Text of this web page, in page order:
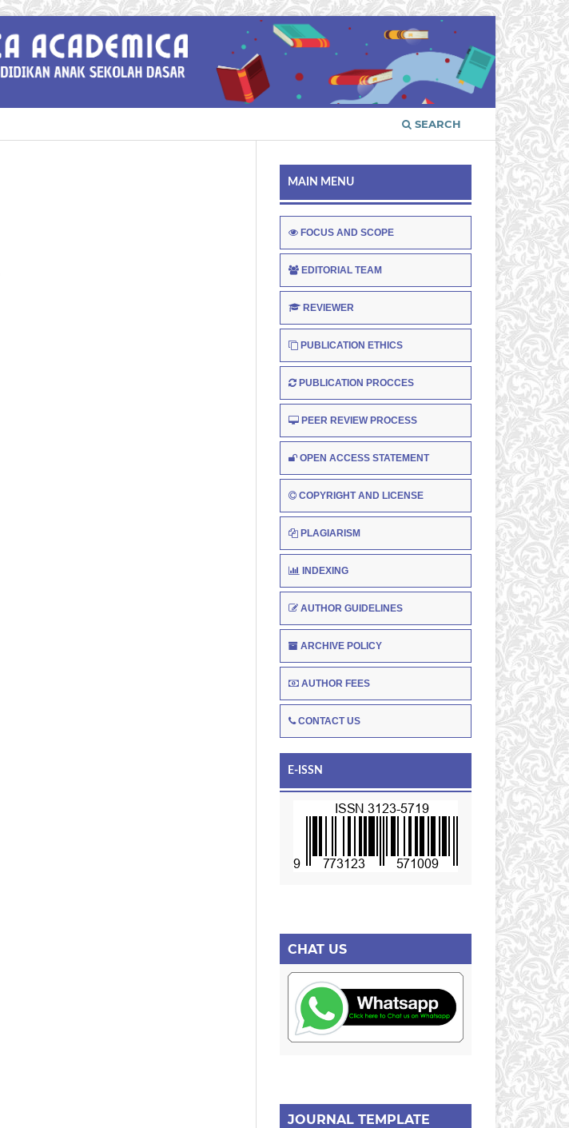
SEARCH
MAIN MENU
FOCUS AND SCOPE
EDITORIAL TEAM
REVIEWER
PUBLICATION ETHICS
PUBLICATION PROCCES
PEER REVIEW PROCESS
OPEN ACCESS STATEMENT
COPYRIGHT AND LICENSE
PLAGIARISM
INDEXING
AUTHOR GUIDELINES
ARCHIVE POLICY
AUTHOR FEES
CONTACT US
E-ISSN
CHAT US
JOURNAL TEMPLATE